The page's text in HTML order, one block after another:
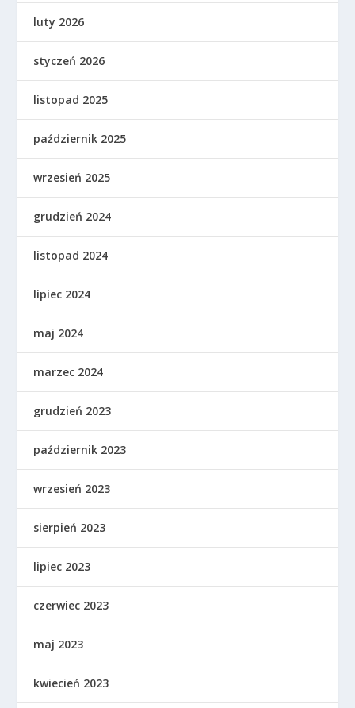
luty 2026
styczeń 2026
listopad 2025
październik 2025
wrzesień 2025
grudzień 2024
listopad 2024
lipiec 2024
maj 2024
marzec 2024
grudzień 2023
październik 2023
wrzesień 2023
sierpień 2023
lipiec 2023
czerwiec 2023
maj 2023
kwiecień 2023